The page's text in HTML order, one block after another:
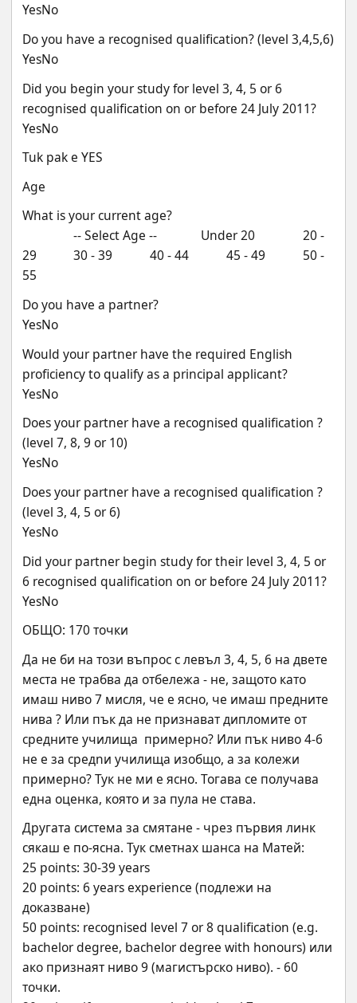
YesNo
Do you have a recognised qualification? (level 3,4,5,6)
YesNo
Did you begin your study for level 3, 4, 5 or 6
recognised qualification on or before 24 July 2011?
YesNo
Tuk pak e YES
Age
What is your current age?
29 		30 - 39 		40 - 44 		45 - 49 		50 -
55
Do you have a partner?
YesNo
Would your partner have the required English
proficiency to qualify as a principal applicant?
YesNo
Does your partner have a recognised qualification ?
(level 7, 8, 9 or 10)
YesNo
Does your partner have a recognised qualification ?
(level 3, 4, 5 or 6)
YesNo
Did your partner begin study for their level 3, 4, 5 or
6 recognised qualification on or before 24 July 2011?
YesNo
ОБЩО: 170 точки
Да не би на този въпрос с левъл 3, 4, 5, 6 на двете
места не трабва да отбележа - не, защото като
имаш ниво 7 мисля, че е ясно, че имаш предните
нива ? Или пък да не признават дипломите от
средните училища  примерно? Или пък ниво 4-6
не е за средnи училища изобщо, а за колежи
примерно? Тук не ми е ясно. Тогава се получава
една оценка, която и за пула не става.
Другата система за смятане - чрез първия линк
сякаш е по-ясна. Тук сметнах шанса на Матей:
25 points: 30-39 years
20 points: 6 years experience (подлежи на
доказване)
50 points: recognised level 7 or 8 qualification (e.g.
bachelor degree, bachelor degree with honours) или
ако признаят ниво 9 (магистърско ниво). - 60
точки.